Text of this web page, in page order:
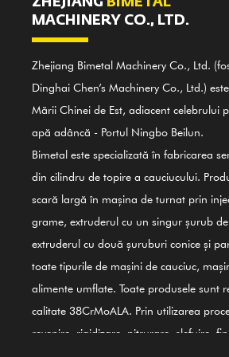
MACHINERY CO., LTD.
Zhejiang Bimetal Machinery Co., Ltd.
Dinghai Chen’s Machinery Co., Ltd.)
Mării Chinei de Est, adiacent celebrului
apă adâncă - Portul Ningbo Beilun.
Bimetal este specializată în fabricarea
din cilindru de topire a cauciucului.
scară largă în mașina de turnat prin
grame, extruderul cu un singur șurub
extruderul cu două șuruburi conice și
toate tipurile de mașini de cauciuc,
alimente umflate. Toate produsele sunt
calitate 38CrMoALA. Prin utilizarea
revenire, rigidizare, nitrurare, șlefuire,